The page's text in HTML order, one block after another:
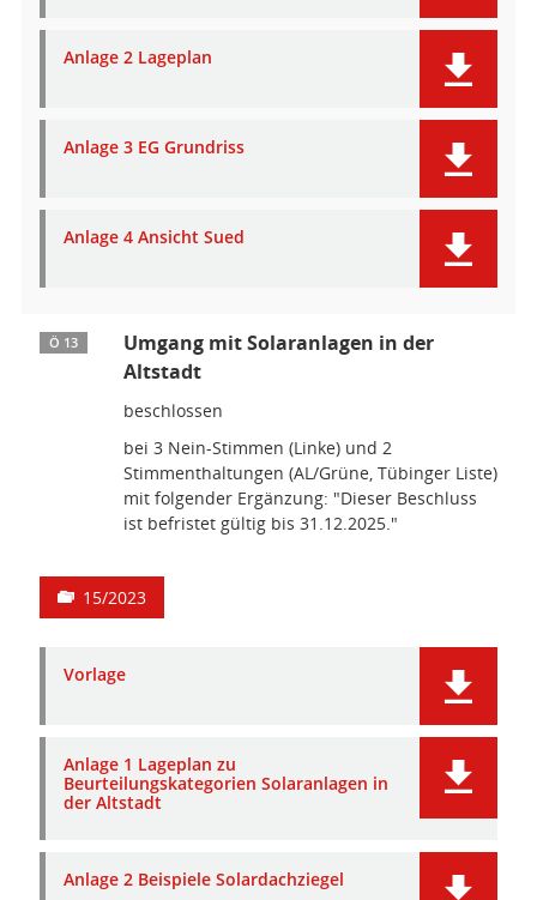
Anlage 2 Lageplan
Anlage 3 EG Grundriss
Anlage 4 Ansicht Sued
Ö 13
Umgang mit Solaranlagen in der
Altstadt
beschlossen
bei 3 Nein-Stimmen (Linke) und 2
Stimmenthaltungen (AL/Grüne, Tübinger Liste)
mit folgender Ergänzung: "Dieser Beschluss
ist befristet gültig bis 31.12.2025."
15/2023
Vorlage
Anlage 1 Lageplan zu
Beurteilungskategorien Solaranlagen in
der Altstadt
Anlage 2 Beispiele Solardachziegel